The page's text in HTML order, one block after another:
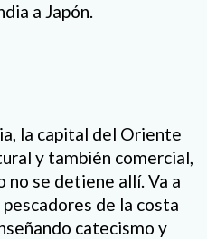
a Japón.
la capital del Oriente
y también comercial,
no se detiene allí. Va a
de la costa
catecismo y